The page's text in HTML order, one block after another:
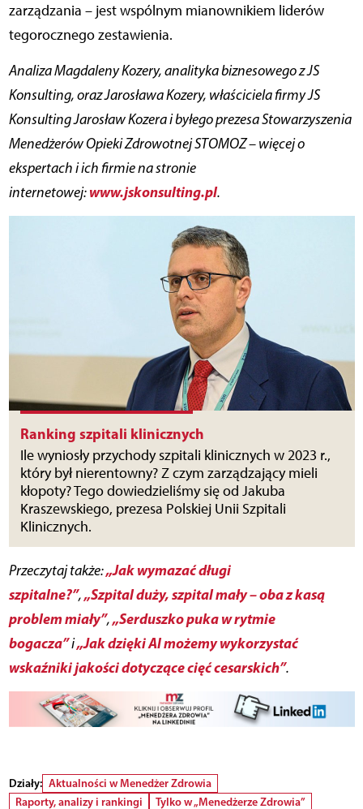
zarządzania – jest wspólnym mianownikiem liderów
tegorocznego zestawienia.
Analiza Magdaleny Kozery, analityka biznesowego z JS
Konsulting, oraz Jarosława Kozery, właściciela firmy JS
Konsulting Jarosław Kozera i byłego prezesa Stowarzyszenia
Menedżerów Opieki Zdrowotnej STOMOZ – więcej o
ekspertach i ich firmie na stronie
internetowej:www.jskonsulting.pl.
Ranking szpitali klinicznych
Ile wyniosły przychody szpitali klinicznych w 2023 r.,
który był nierentowny? Z czym zarządzający mieli
kłopoty? Tego dowiedzieliśmy się od Jakuba
Kraszewskiego, prezesa Polskiej Unii Szpitali
Klinicznych.
Przeczytaj także:„Jak wymazać długi
szpitalne?”,„Szpital duży, szpital mały – oba z kasą
problem miały”,„Serduszko puka w rytmie
bogacza”i„Jak dzięki AI możemy wykorzystać
wskaźniki jakości dotyczące cięć cesarskich”.
Działy: Aktualności w Menedżer Zdrowia
Raporty, analizy i rankingi
Tylko w „Menedżerze Zdrowia”